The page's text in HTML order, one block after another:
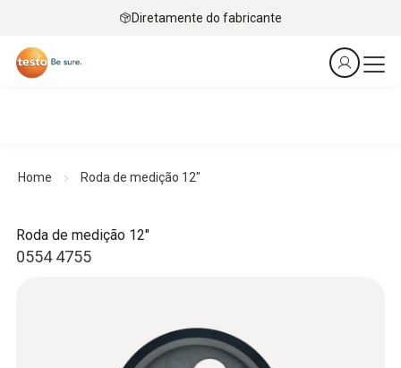
Diretamente do fabricante
Home Roda de medição 12"
0554 4755
Roda de medição 12"